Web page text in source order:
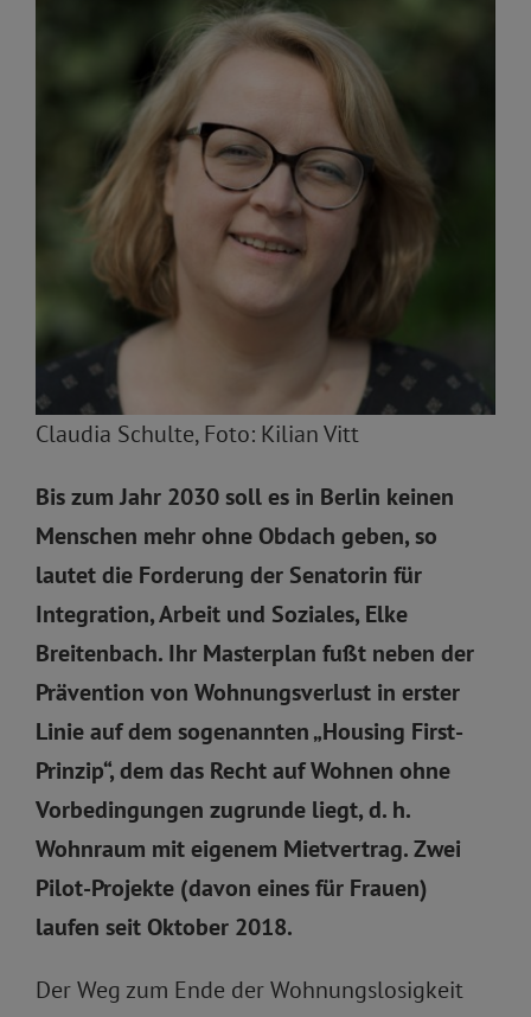
Claudia Schulte, Foto: Kilian Vitt
Bis zum Jahr 2030 soll es in Berlin keinen
Menschen mehr ohne Obdach geben, so
lautet die Forderung der Senatorin für
Integration, Arbeit und Soziales, Elke
Breitenbach. Ihr Masterplan fußt neben der
Prävention von Wohnungsverlust in erster
Linie auf dem sogenannten „Housing First-
Prinzip“, dem das Recht auf Wohnen ohne
Vorbedingungen zugrunde liegt, d. h.
Wohnraum mit eigenem Mietvertrag. Zwei
Pilot-Projekte (davon eines für Frauen)
laufen seit Oktober 2018.
Der Weg zum Ende der Wohnungslosigkeit